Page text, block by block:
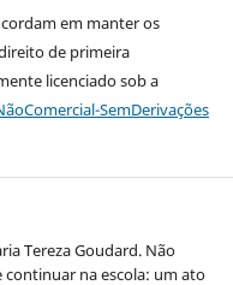
em manter os
de primeira
licenciado sob a
SemDerivações
Tereza Goudard. Não
na escola: um ato